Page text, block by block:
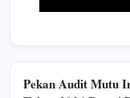
Pekan Audit Mutu